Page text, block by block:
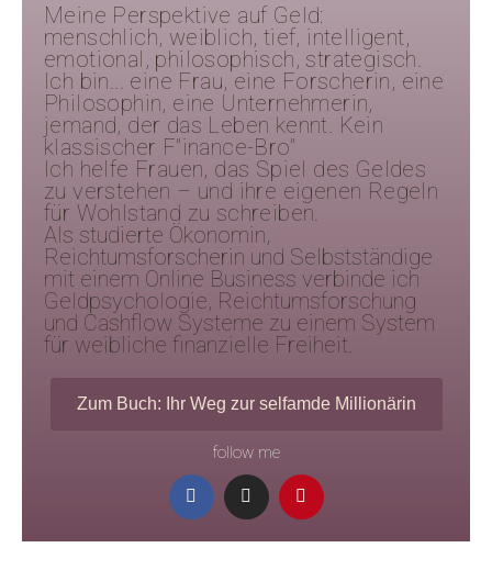
Meine Perspektive auf Geld:
menschlich, weiblich, tief, intelligent,
emotional, philosophisch, strategisch.
Ich bin... eine Frau, eine Forscherin, eine
Philosophin, eine Unternehmerin,
jemand, der das Leben kennt. Kein
klassischer F"inance-Bro"
Ich helfe Frauen, das Spiel des Geldes
zu verstehen – und ihre eigenen Regeln
für Wohlstand zu schreiben.
Als studierte Ökonomin,
Reichtumsforscherin und Selbstständige
mit einem Online Business verbinde ich
Geldpsychologie, Reichtumsforschung
und Cashflow Systeme zu einem System
für weibliche finanzielle Freiheit.
Zum Buch: Ihr Weg zur selfamde Millionärin
follow me